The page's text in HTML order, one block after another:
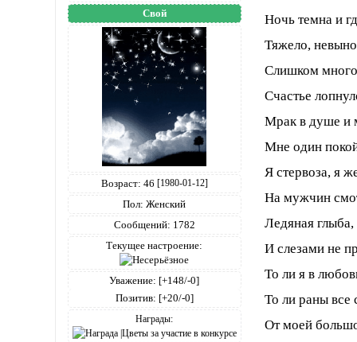
Свой
Возраст: 46 [1980-01-12]
Пол: Женский
Сообщений: 1782
Текущее настроение:
Уважение: [+148/-0]
Позитив: [+20/-0]
Награды:
Ночь темна и
Тяжело,
Слишком
Счастье
Мрак в душе и
Мне один
Я стервоза, я
На мужчин
Ледяная
И слезами не
То ли я в
То ли раны все
От моей